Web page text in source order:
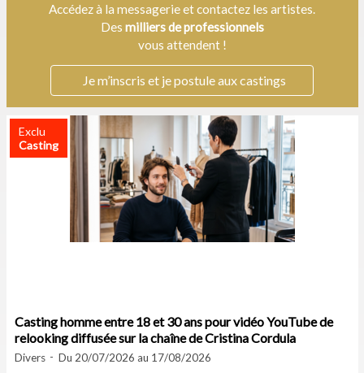
Accédez à la messagerie et contactez les artistes.
Des milliers de professionnels
vous attendent !
Je m’inscris et je postule aux castings
Exclu
Casting
Casting homme entre 18 et 30 ans pour vidéo YouTube de
relooking diffusée sur la chaîne de Cristina Cordula
Divers Du 20/07/2026 au 17/08/2026